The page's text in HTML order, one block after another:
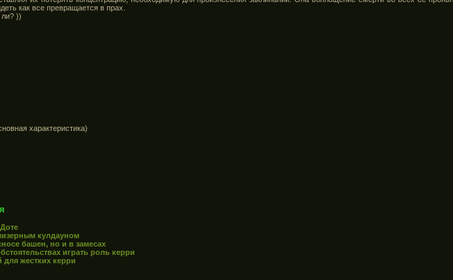
как все превращается в прах.
))
характеристика)
кулдауном
башен, но и в замесах
играть роль керри
для жестких керри